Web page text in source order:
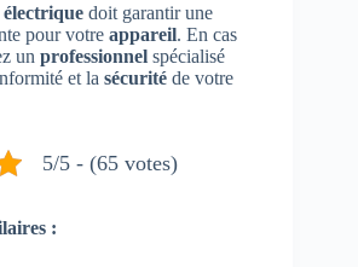
doit garantir une
pour votre appareil. En cas
un professionnel spécialisé
et la sécurité de votre
5/5 - (65 votes)
: